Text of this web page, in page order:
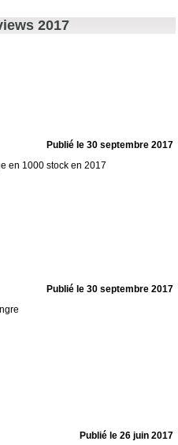
2017
Publié le 30 septembre 2017
en 1000 stock en 2017
Publié le 30 septembre 2017
Publié le 26 juin 2017